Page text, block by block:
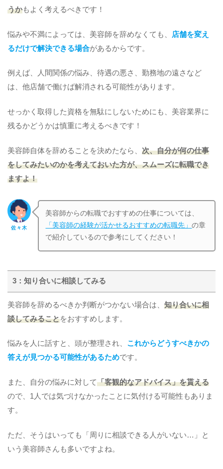
うかもよく考えるべきです！
悩みや不満によっては、美容師を辞めなくても、
店舗を変え
るだけで解決できる場合があるからです。
例えば、人間関係の悩み、待遇の悪さ、勤務地の遠さなど
は、他店舗で働けば解消される可能性があります。
せっかく取得した資格を無駄にしないためにも、美容業界に
残るかどうかは慎重に考えるべきです！
美容師自体を辞めることを決めたなら、 次、自分が何の仕事
をしてみたいのかを考えておいた方が、スムーズに転職でき
ますよ！
佐々木
美容師からの転職でおすすめの仕事については、
「美容師の経験が活かせるおすすめの転職先」の章
で紹介しているので参考にしてください！
3：知り合いに相談してみる
美容師を辞めるべきか判断がつかない場合は、 知り合いに相
談してみることをおすすめします。
悩みを人に話すと、頭が整理され、 これからどうすべきかの
答えが見つかる可能性があるためです。
また、自分の悩みに対して「客観的なアドバイス」を貰える
ので、1人では気づけなかったことに気付ける可能性もありま
す。
ただ、そうはいっても「周りに相談できる人がいない…」と
いう美容師さんも多いですよね。